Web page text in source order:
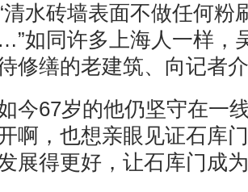
砖墙表面不做任何粉
如同许多上海人一样，
修缮的老建筑、向记者
67岁的他仍坚守在一线
啊，也想亲眼见证石库
展得更好，让石库门成